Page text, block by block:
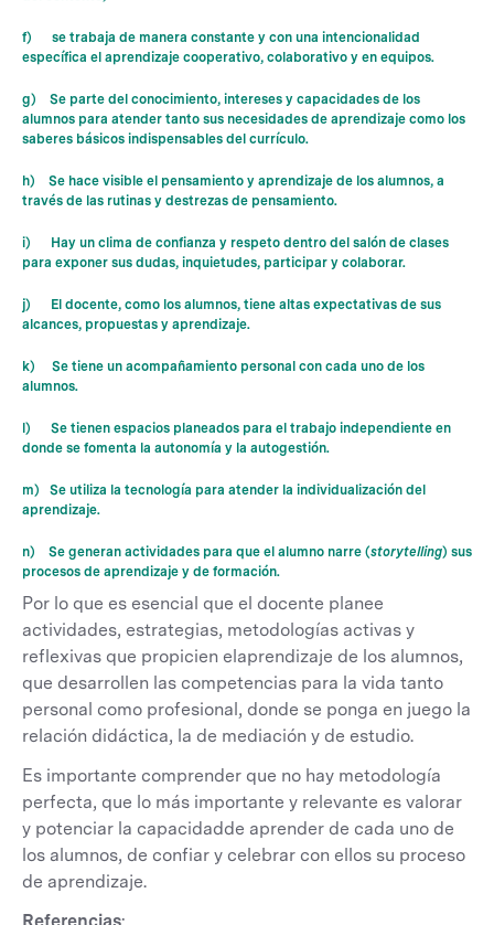
f) se trabaja de manera constante y con una intencionalidad
específica el aprendizaje cooperativo, colaborativo y en equipos.
g) Se parte del conocimiento, intereses y capacidades de los
alumnos para atender tanto sus necesidades de aprendizaje como los
saberes básicos indispensables del currículo.
h) Se hace visible el pensamiento y aprendizaje de los alumnos, a
través de las rutinas y destrezas de pensamiento.
i) Hay un clima de confianza y respeto dentro del salón de clases
para exponer sus dudas, inquietudes, participar y colaborar.
j) El docente, como los alumnos, tiene altas expectativas de sus
alcances, propuestas y aprendizaje.
k) Se tiene un acompañamiento personal con cada uno de los
alumnos.
l) Se tienen espacios planeados para el trabajo independiente en
donde se fomenta la autonomía y la autogestión.
m) Se utiliza la tecnología para atender la individualización del
aprendizaje.
n) Se generan actividades para que el alumno narre (storytelling) sus
procesos de aprendizaje y de formación.
Por lo que es esencial que el docente planee
actividades, estrategias, metodologías activas y
reflexivas que propicien elaprendizaje de los alumnos,
que desarrollen las competencias para la vida tanto
personal como profesional, donde se ponga en juego la
relación didáctica, la de mediación y de estudio.
Es importante comprender que no hay metodología
perfecta, que lo más importante y relevante es valorar
y potenciar la capacidadde aprender de cada uno de
los alumnos, de confiar y celebrar con ellos su proceso
de aprendizaje.